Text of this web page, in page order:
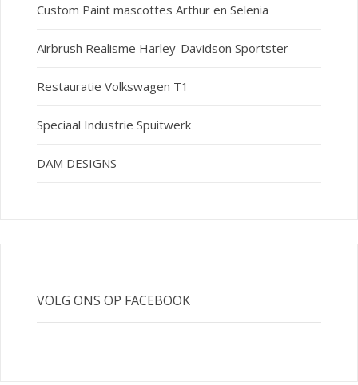
Custom Paint mascottes Arthur en Selenia
Airbrush Realisme Harley-Davidson Sportster
Restauratie Volkswagen T1
Speciaal Industrie Spuitwerk
DAM DESIGNS
VOLG ONS OP FACEBOOK